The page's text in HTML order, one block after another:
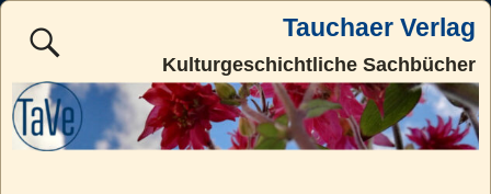
Tauchaer Verlag
Kulturgeschichtliche Sachbücher